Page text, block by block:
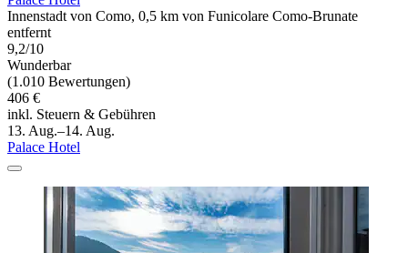
Innenstadt von Como, 0,5 km von Funicolare Como-Brunate
entfernt
9,2/10
Wunderbar
(1.010 Bewertungen)
406 €
inkl. Steuern & Gebühren
13. Aug.–14. Aug.
Palace Hotel